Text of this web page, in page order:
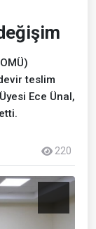
teslim
Ece Ünal,
220